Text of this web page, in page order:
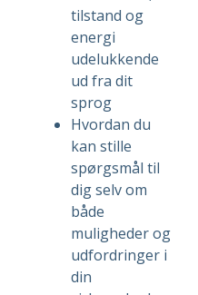
tilstand og
energi
udelukkende
ud fra dit
sprog
Hvordan du
kan stille
spørgsmål til
dig selv om
både
muligheder og
udfordringer i
din